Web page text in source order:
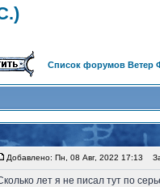
Список форумов Ветер
Добавлено: Пн, 08 Авг, 2022 17:13
лет я не писал тут по